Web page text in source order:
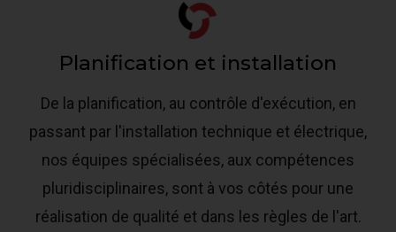
Planification et installation
De la planification, au contrôle d'exécution, en
passant par l'installation technique et électrique,
nos équipes spécialisées, aux compétences
pluridisciplinaires, sont à vos côtés pour une
réalisation de qualité et dans les règles de l'art.